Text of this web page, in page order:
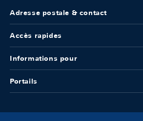
Adresse postale & contact
Accès rapides
Informations pour
Portails